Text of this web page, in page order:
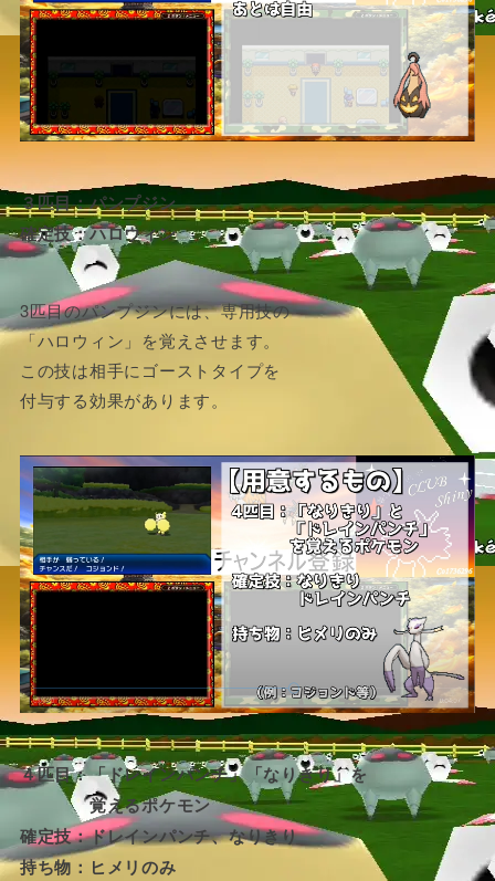
３匹目：パンプジン
確定技：ハロウィン
3匹目のパンプジンには、専用技の
「ハロウィン」を覚えさせます。
この技は相手にゴーストタイプを
付与する効果があります。
４匹目：「ドレインパンチ」「なりきり」を
覚えるポケモン
確定技：ドレインパンチ、なりきり
持ち物：ヒメリのみ